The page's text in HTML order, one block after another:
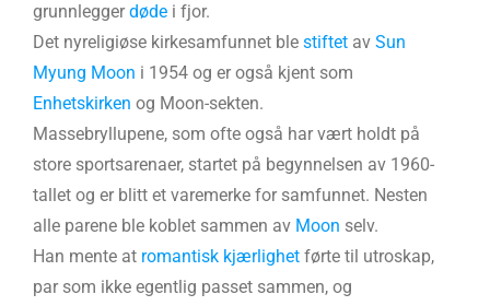
grunnleggerdøde i fjor.
Det nyreligiøse kirkesamfunnet ble stiftet av Sun
Myung Moon i 1954 og er også kjent som
Enhetskirken og Moon-sekten.
Massebryllupene, som ofte også har vært holdt på
store sportsarenaer, startet på begynnelsen av 1960-
tallet og er blitt et varemerke for samfunnet. Nesten
alle parene ble koblet sammen av Moon selv.
Han mente at romantisk kjærlighet førte til utroskap,
par som ikke egentlig passet sammen, og